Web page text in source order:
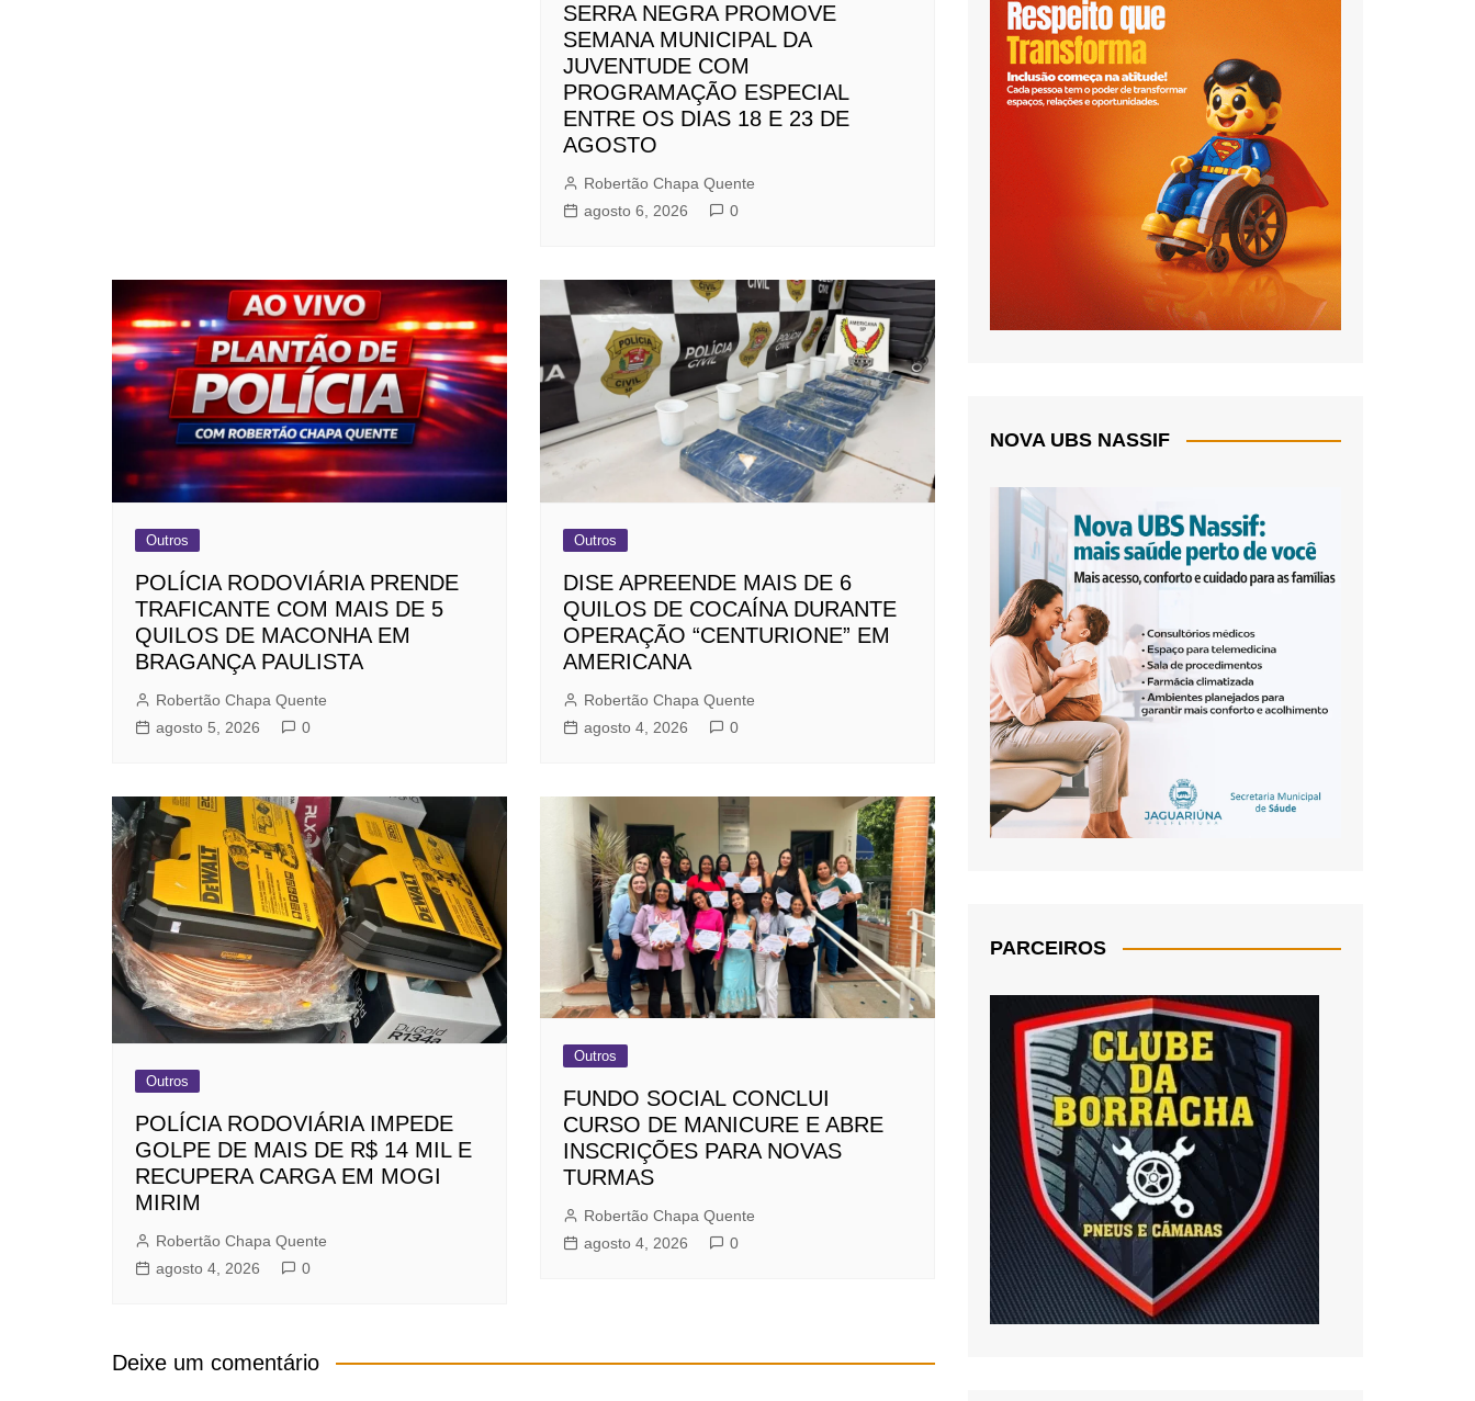
SERRA NEGRA PROMOVE
SEMANA MUNICIPAL DA
JUVENTUDE COM
PROGRAMAÇÃO ESPECIAL
ENTRE OS DIAS 18 E 23 DE
AGOSTO
Robertão Chapa Quente
agosto 6, 2026
0
Outros
POLÍCIA RODOVIÁRIA PRENDE
TRAFICANTE COM MAIS DE 5
QUILOS DE MACONHA EM
BRAGANÇA PAULISTA
Robertão Chapa Quente
agosto 5, 2026
0
Outros
DISE APREENDE MAIS DE 6
QUILOS DE COCAÍNA DURANTE
OPERAÇÃO “CENTURIONE” EM
AMERICANA
Robertão Chapa Quente
agosto 4, 2026
0
Outros
POLÍCIA RODOVIÁRIA IMPEDE
GOLPE DE MAIS DE R$ 14 MIL E
RECUPERA CARGA EM MOGI
MIRIM
Robertão Chapa Quente
agosto 4, 2026
0
Outros
FUNDO SOCIAL CONCLUI
CURSO DE MANICURE E ABRE
INSCRIÇÕES PARA NOVAS
TURMAS
Robertão Chapa Quente
agosto 4, 2026
0
Deixe um comentário
NOVA UBS NASSIF
PARCEIROS